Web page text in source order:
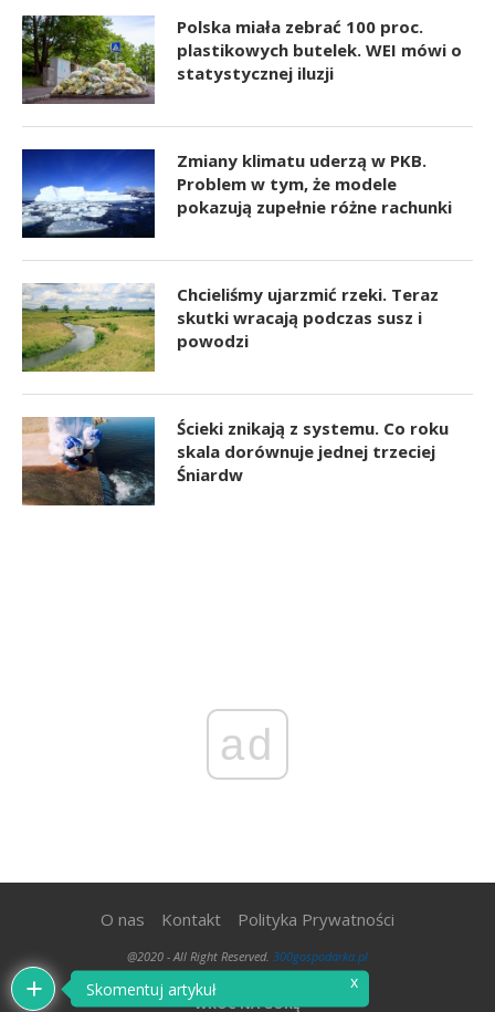
Polska miała zebrać 100 proc.
plastikowych butelek. WEI mówi o
statystycznej iluzji
Zmiany klimatu uderzą w PKB.
Problem w tym, że modele
pokazują zupełnie różne rachunki
Chcieliśmy ujarzmić rzeki. Teraz
skutki wracają podczas susz i
powodzi
Ścieki znikają z systemu. Co roku
skala dorównuje jednej trzeciej
Śniardw
ad
O nas Kontakt Polityka Prywatności
@2020 - All Right Reserved. 300gospodarka.pl
WRÓĆ NA GÓRĘ
Skomentuj artykuł x